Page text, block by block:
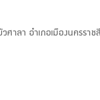
ศาลา อำเภอเมืองนครราช